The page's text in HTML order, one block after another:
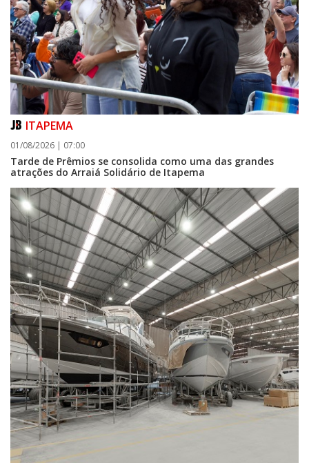
05/08/2026 | 07:00
Curta-metragem navegantino estreia no Cineteatro Carecão com debate
sobre direitos da mulher
ITAPEMA
01/08/2026 | 07:00
Tarde de Prêmios se consolida como uma das grandes
atrações do Arraiá Solidário de Itapema